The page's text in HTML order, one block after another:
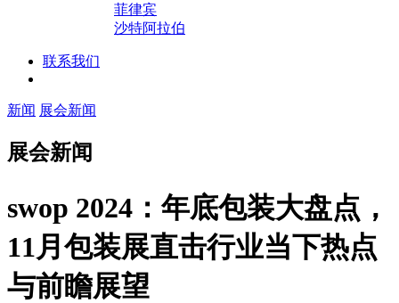
菲律宾
沙特阿拉伯
联系我们
新闻 展会新闻
展会新闻
swop 2024：年底包装大盘点，
11月包装展直击行业当下热点
与前瞻展望